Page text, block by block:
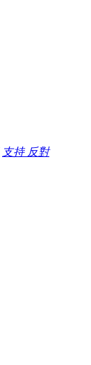
支持 反對